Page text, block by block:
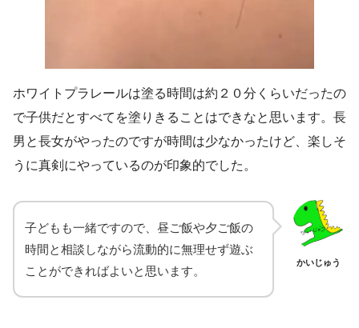
ホワイトプラレールは塗る時間は約２０分くらいだったの
で子供だとすべてを塗りきることはできなと思います。長
男と長女がやったのですが時間は少なかったけど、楽しそ
うに真剣にやっているのが印象的でした。
かいじゅう
子どもも一緒ですので、昼ご飯や夕ご飯の
時間と相談しながら流動的に無理せず遊ぶ
ことができればよいと思います。